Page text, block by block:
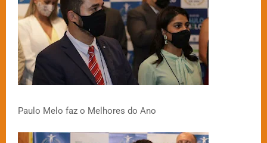
Paulo Melo faz o Melhores do Ano